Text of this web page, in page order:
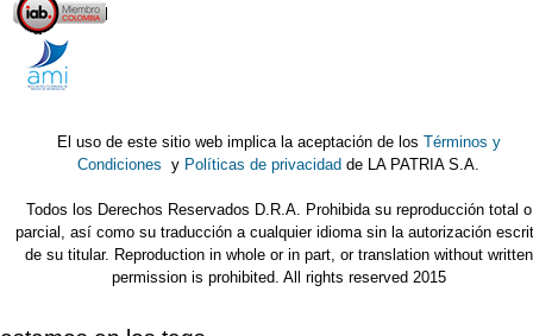
El uso de este sitio web implica la aceptación de los Términos y
Condiciones y Políticas de privacidad de LA PATRIA S.A.
Todos los Derechos Reservados D.R.A. Prohibida su reproducción total o
parcial, así como su traducción a cualquier idioma sin la autorización
de su titular. Reproduction in whole or in part, or translation without written
permission is prohibited. All rights reserved 2015